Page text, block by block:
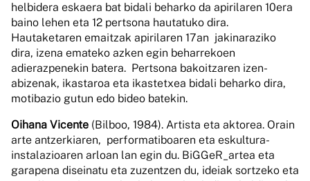
helbidera eskaera bat bidali beharko da apirilaren 10era
baino lehen eta 12 pertsona hautatuko dira.
Hautaketaren emaitzak apirilaren 17an jakinaraziko
dira, izena emateko azken egin beharrekoen
adierazpenekin batera. Pertsona bakoitzaren izen-
abizenak, ikastaroa eta ikastetxea bidali beharko dira,
motibazio gutun edo bideo batekin.
Oihana Vicente (Bilboo, 1984). Artista eta aktorea. Orain
arte antzerkiaren, performatiboaren eta eskultura-
instalazioaren arloan lan egin du. BiGGeR_artea eta
garapena diseinatu eta zuzentzen du, ideiak sortzeko eta